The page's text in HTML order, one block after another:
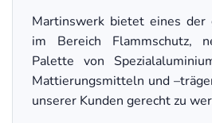
Martinswerk bietet eines
im Bereich Flammschutz,
Palette von
Mattierungsmitteln und
unserer Kunden gerecht zu